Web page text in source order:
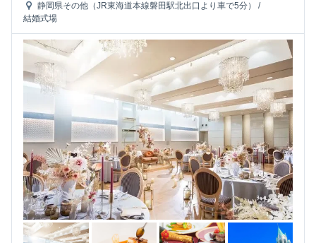
静岡県その他（JR東海道本線磐田駅北出口より車で5分）
/
結婚式場